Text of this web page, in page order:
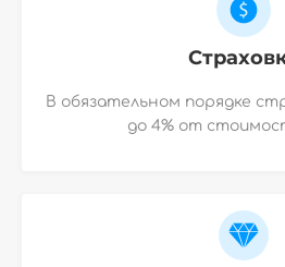
В обязательном порядке
до 4% от